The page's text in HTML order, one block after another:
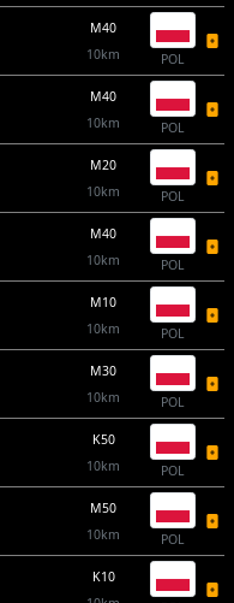
M40
10km
POL
M40
10km
POL
M20
10km
POL
M40
10km
POL
M10
10km
POL
M30
10km
POL
K50
10km
POL
M50
10km
POL
K10